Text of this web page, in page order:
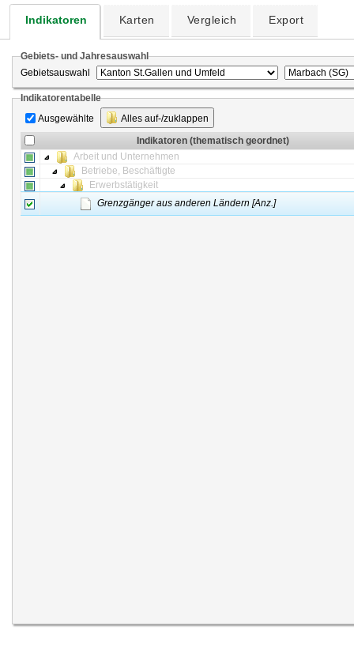
Indikatoren Karten Vergleich Export
Gebiets- und Jahresauswahl
Gebietsauswahl
Indikatorentabelle
Ausgewählte
Alles auf-/zuklappen
Indikatoren (thematisch geordnet)
Arbeit und Unternehmen
Betriebe, Beschäftigte
Erwerbstätigkeit
Grenzgänger aus anderen Ländern [Anz.]